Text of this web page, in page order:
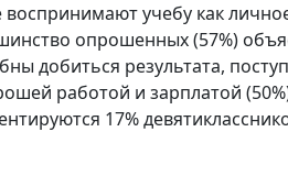
учебу как
опрошенных (57%)
добиться результата,
работой и зарплатой
17%